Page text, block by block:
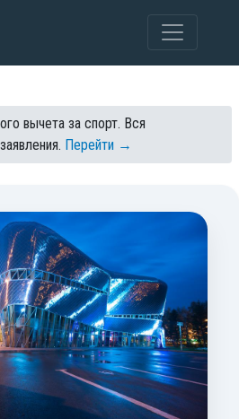
вычета за спорт. Вся
Перейти →